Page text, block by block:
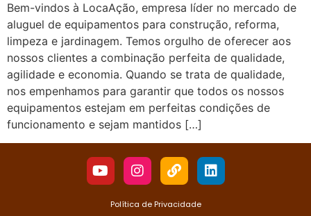
Bem-vindos à LocaAção, empresa líder no mercado de
aluguel de equipamentos para construção, reforma,
limpeza e jardinagem. Temos orgulho de oferecer aos
nossos clientes a combinação perfeita de qualidade,
agilidade e economia. Quando se trata de qualidade,
nos empenhamos para garantir que todos os nossos
equipamentos estejam em perfeitas condições de
funcionamento e sejam mantidos […]
Política de Privacidade